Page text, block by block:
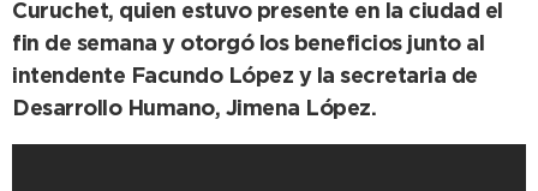
Curuchet, quien estuvo presente en la ciudad el
fin de semana y otorgó los beneficios junto al
intendente Facundo López y la secretaria de
Desarrollo Humano, Jimena López.